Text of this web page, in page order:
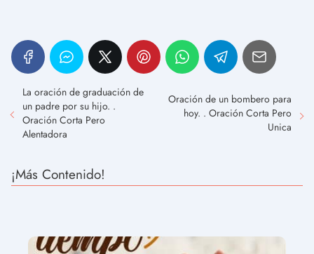
La oración de graduación de
un padre por su hijo. .
Oración Corta Pero
Alentadora
Oración de un bombero para
hoy. . Oración Corta Pero
Unica
¡Más Contenido!